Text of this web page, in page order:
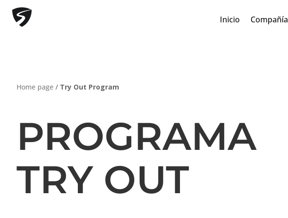
Inicio Compañía
Home page / Try Out Program
PROGRAMA
TRY OUT